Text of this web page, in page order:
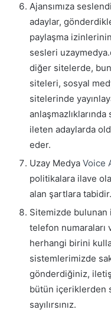
Ajansımıza
adaylar,
paylaşma
sesleri
diğer sitelerde,
siteleri, sosyal
sitelerinde
ileten adaylarda
eder.
Uzay Medya Voice
politikalara ilave
alan şartlara tabidir.
Sitemizde bulunan
telefon numaraları
herhangi birini
sistemlerimizde
gönderdiğiniz,
bütün içeriklerden
sayılırsınız.